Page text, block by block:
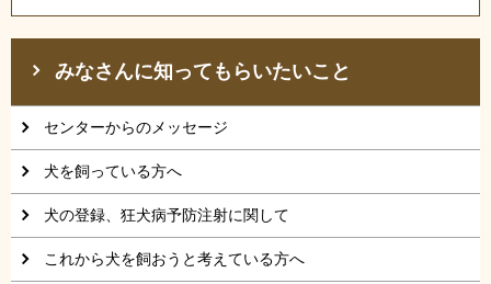
みなさんに知ってもらいたいこと
センターからのメッセージ
犬を飼っている方へ
犬の登録、狂犬病予防注射に関して
これから犬を飼おうと考えている方へ